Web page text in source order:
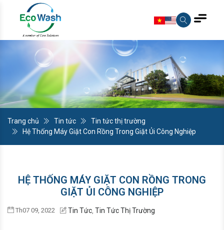
Trang chủ Tin tức
Tin tức thị trường
Hệ Thống Máy Giặt Con Rồng Trong Giặt Ủi Công Nghiệp
HỆ THỐNG MÁY GIẶT CON RỒNG TRONG
GIẶT ỦI CÔNG NGHIỆP
Th07 09, 2022 Tin Tức Tin Tức Thị Trường